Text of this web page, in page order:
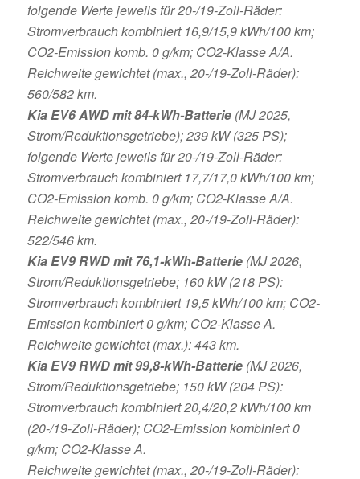
folgende Werte jeweils für 20-/19-Zoll-Räder:
Stromverbrauch kombiniert 16,9/15,9 kWh/100 km;
CO2-Emission komb. 0 g/km; CO2-Klasse A/A.
Reichweite gewichtet (max., 20-/19-Zoll-Räder):
560/582 km.
Kia EV6 AWD mit 84-kWh-Batterie(MJ 2025,
Strom/Reduktionsgetriebe); 239 kW (325 PS);
folgende Werte jeweils für 20-/19-Zoll-Räder:
Stromverbrauch kombiniert 17,7/17,0 kWh/100 km;
CO2-Emission komb. 0 g/km; CO2-Klasse A/A.
Reichweite gewichtet (max., 20-/19-Zoll-Räder):
522/546 km.
Kia EV9 RWD mit 76,1-kWh-Batterie(MJ 2026,
Strom/Reduktionsgetriebe; 160 kW (218 PS):
Stromverbrauch kombiniert 19,5 kWh/100 km; CO2-
Emission kombiniert 0 g/km; CO2-Klasse A.
Reichweite gewichtet (max.): 443 km.
Kia EV9 RWD mit 99,8-kWh-Batterie(MJ 2026,
Strom/Reduktionsgetriebe; 150 kW (204 PS):
Stromverbrauch kombiniert 20,4/20,2 kWh/100 km
(20-/19-Zoll-Räder); CO2-Emission kombiniert 0
g/km; CO2-Klasse A.
Reichweite gewichtet (max., 20-/19-Zoll-Räder):